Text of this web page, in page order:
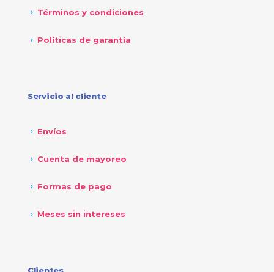
Términos y condiciones
Políticas de garantía
Servicio al cliente
Envíos
Cuenta de mayoreo
Formas de pago
Meses sin intereses